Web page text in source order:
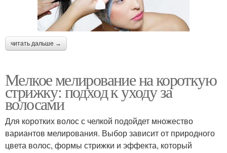
читать дальше →
Мелкое мелирование на короткую
стрижку: подход к уходу за
волосами
Для коротких волос с челкой подойдет множество
вариантов мелирования. Выбор зависит от природного
цвета волос, формы стрижки и эффекта, который